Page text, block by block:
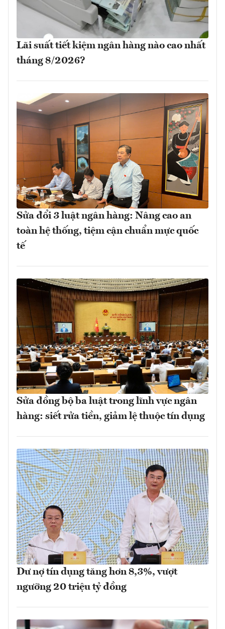
Lãi suất tiết kiệm ngân hàng nào cao nhất
tháng 8/2026?
Sửa đổi 3 luật ngân hàng: Nâng cao an
toàn hệ thống, tiệm cận chuẩn mực quốc
tế
Sửa đồng bộ ba luật trong lĩnh vực ngân
hàng: siết rửa tiền, giảm lệ thuộc tín dụng
Dư nợ tín dụng tăng hơn 8,3%, vượt
ngưỡng 20 triệu tỷ đồng